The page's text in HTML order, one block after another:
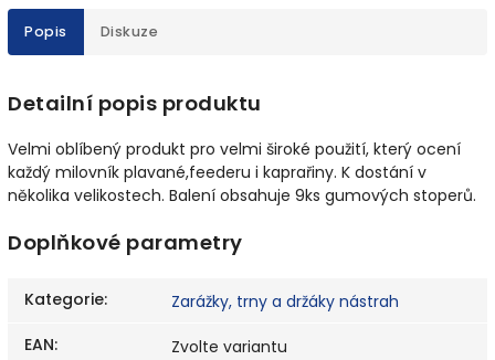
Popis Diskuze
Detailní popis produktu
Velmi oblíbený produkt pro velmi široké použití, který ocení
každý milovník plavané,feederu i kaprařiny. K dostání v
několika velikostech. Balení obsahuje 9ks gumových stoperů.
Doplňkové parametry
Kategorie:
Zarážky, trny a držáky nástrah
EAN: Zvolte variantu